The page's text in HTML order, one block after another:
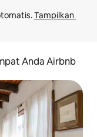
Tampilkan
Anda Airbnb